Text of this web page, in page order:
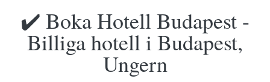
✔️ Boka Hotell Budapest -
Billiga hotell i Budapest,
Ungern